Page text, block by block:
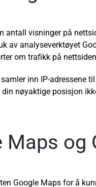
antall visninger på
av analyseverktøyet
om trafikk på
inn IP-adressene
nøyaktige posisjon
Maps og
Google Maps for å